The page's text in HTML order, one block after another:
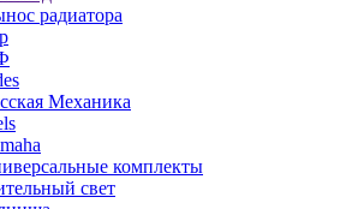
радиатора
Механика
комплекты
свет